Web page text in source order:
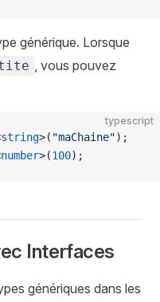
générique. Lorsque
, vous pouvez
typescript
string>( "maChaine");
number>(100);
Interfaces
génériques dans les